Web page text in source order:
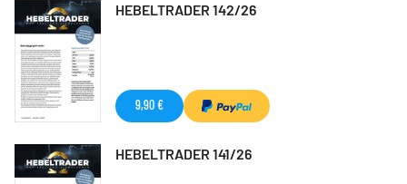
HEBELTRADER 142/26
9,90 €
HEBELTRADER 141/26